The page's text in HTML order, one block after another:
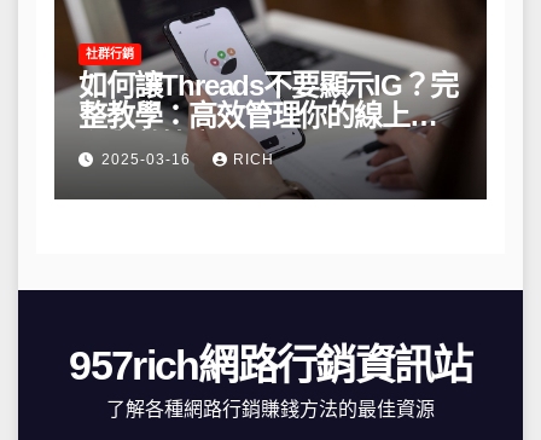
社群行銷
如何讓Threads不要顯示IG？完
整教學：高效管理你的線上隱
私與數據安全
2025-03-16 RICH
957rich網路行銷資訊站
了解各種網路行銷賺錢方法的最佳資源